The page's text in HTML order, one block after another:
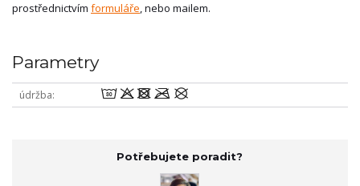
prostřednictvím formuláře, nebo mailem.
Parametry
údržba wodmU
Potřebujete poradit?